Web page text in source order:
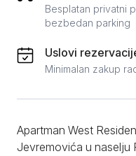
Besplatan privatni
bezbedan parking
Uslovi
Minimalan zakup
Apartman West
Jevremovića u naselju